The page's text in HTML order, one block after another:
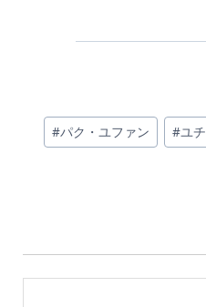
投
稿
#パク・ユファン #ユ